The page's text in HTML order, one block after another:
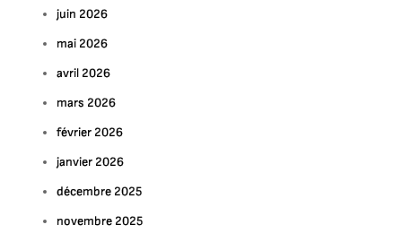
juin 2026
mai 2026
avril 2026
mars 2026
février 2026
janvier 2026
décembre 2025
novembre 2025